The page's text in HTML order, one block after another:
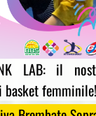
LAB: il
basket femminile!